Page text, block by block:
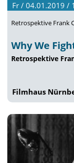
Fr / 04.01.2019 /
Retrospektive Frank
Why We
Retrospektive
Filmhaus